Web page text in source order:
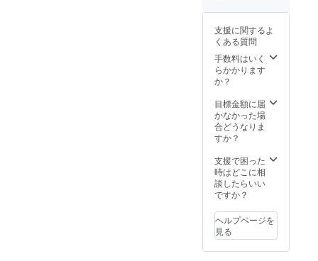
g Party
への招
待券で
は交通
費は負
外で
す。
に毎月
ありま
す。
シェア
ハウス
での毎
ティー
、ゲス
トを呼
ト、野
外での
大人数
のイベ
どを
2019年
1月、2
月を含
・毎月
の国際
交流イ
ベント
への招
待券2枚
年12月
まで1年
間有
ハウス
での
Openin
g
11,
2/15)へ
の招待
券（両
す。 ポ
掲示開
始日
は、
2020年
12月ま
りま
す。 ※
備考欄
に必ず
名・社
名をご
記入く
ださ
支援に関するよ
くある質問
手数料はいく
らかかります
か？
目標金額に届
かなかった場
合どうなりま
すか？
支援で困った
時はどこに相
談したらいい
ですか？
ヘルプページを
見る